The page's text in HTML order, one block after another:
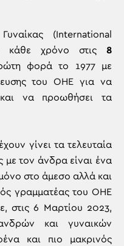
(International
κάθε χρόνο στις 8
φορά το 1977 με
του ΟΗΕ για να
να προωθήσει τα
γίνει τα τελευταία
με τον άνδρα είναι ένα
στο άμεσο αλλά και
γραμματέας του ΟΗΕ
στις 6 Μαρτίου 2023,
και γυναικών
και πιο μακρινός